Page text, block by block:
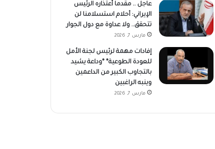
عاجل .. مقدما أعتذاره الرئيس
الإيراني: أحلام استسلامنا لن
تتحقق.. ولا عداوة مع دول الجوار
مارس 7, 2026
إفادات مهمة لرئيس لجنة الأمل
للعودة الطوعية* *وداعة يشيد
بالتجاوب الكبير من الداعمين
وينبه الراغبين
مارس 7, 2026